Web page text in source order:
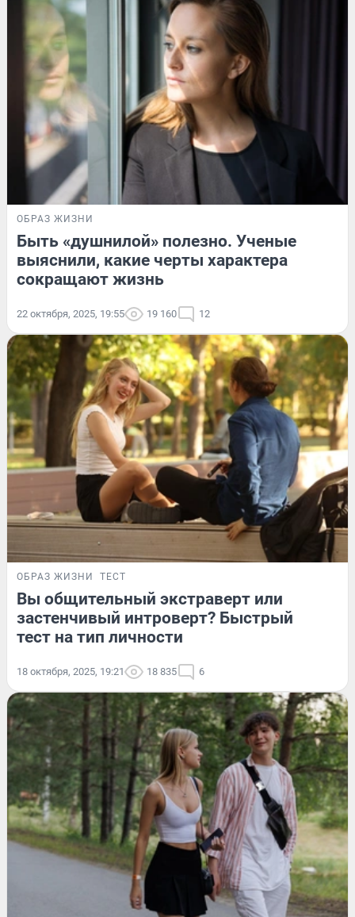
ОБРАЗ ЖИЗНИ
Быть «душнилой» полезно. Ученые
выяснили, какие черты характера
сокращают жизнь
22 октября, 2025, 19:55 19 160 12
ОБРАЗ ЖИЗНИ ТЕСТ
Вы общительный экстраверт или
застенчивый интроверт? Быстрый
тест на тип личности
18 октября, 2025, 19:21 18 835 6